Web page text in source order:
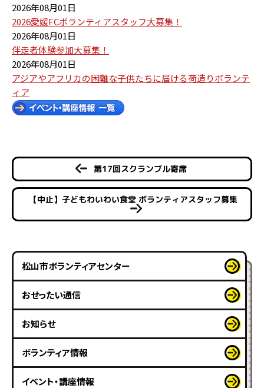
2026年08月01日
2026愛媛FCボランティアスタッフ大募集！
2026年08月01日
伴走者体験参加大募集！
2026年08月01日
アジアやアフリカの困難な子供たちに届ける荷造りボランテ
ィア
第17回スクランブル寄席
【中止】子どもわいわい食堂 ボランティアスタッフ募集
松山市ボランティアセンター
おせったい通信
お知らせ
ボランティア情報
イベント・講座情報